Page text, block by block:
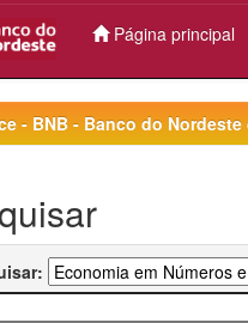
Página principal
- BNB - Banco do